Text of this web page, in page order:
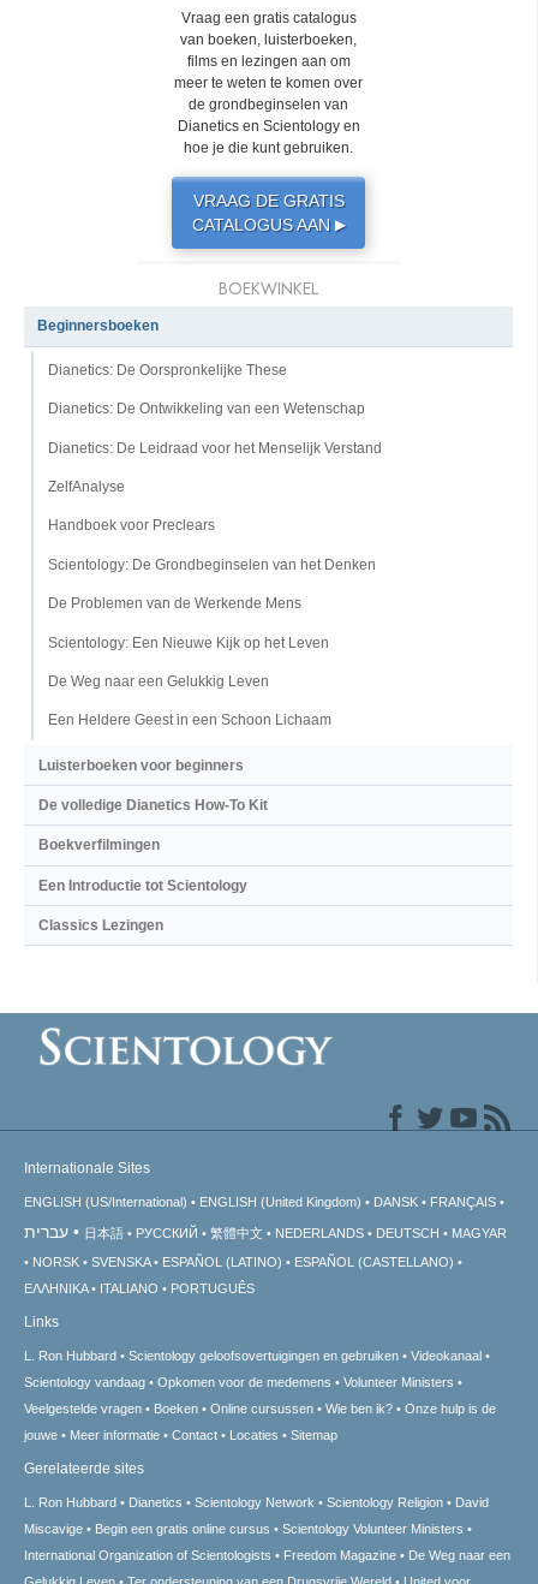
Vraag een gratis catalogus
van boeken, luisterboeken,
films en lezingen aan om
meer te weten te komen over
de grondbeginselen van
Dianetics en Scientology en
hoe je die kunt gebruiken.
VRAAG DE GRATIS
CATALOGUS AAN ▶
BOEKWINKEL
Beginnersboeken
Dianetics: De Oorspronkelijke These
Dianetics: De Ontwikkeling van een Wetenschap
Dianetics: De Leidraad voor het Menselijk Verstand
ZelfAnalyse
Handboek voor Preclears
Scientology: De Grondbeginselen van het Denken
De Problemen van de Werkende Mens
Scientology: Een Nieuwe Kijk op het Leven
De Weg naar een Gelukkig Leven
Een Heldere Geest in een Schoon Lichaam
Luisterboeken voor beginners
De volledige Dianetics How-To Kit
Boekverfilmingen
Een Introductie tot Scientology
Classics Lezingen
Internationale Sites
ENGLISH (US/International) ENGLISH (United Kingdom) DANSK FRANÇAIS
עברית 日本語 РУССКИЙ 繁體中文 NEDERLANDS DEUTSCH
MAGYAR
NORSK
SVENSKA ESPAÑOL (LATINO)
ESPAÑOL (CASTELLANO)
ΕΛΛΗΝΙΚA
ITALIANO PORTUGUÊS
Links
L. Ron Hubbard Scientology geloofsovertuigingen en gebruiken
Videokanaal
Scientology vandaag
Opkomen voor de medemens
Volunteer Ministers
Veelgestelde vragen
Boeken Online cursussen Wie ben ik?
Onze hulp is de
jouwe
Meer informatie Contact Locaties Sitemap
Gerelateerde sites
L. Ron Hubbard Dianetics Scientology Network Scientology Religion
David
Miscavige
Begin een gratis online cursus
Scientology Volunteer Ministers
International Organization of Scientologists
Freedom Magazine
De Weg naar een